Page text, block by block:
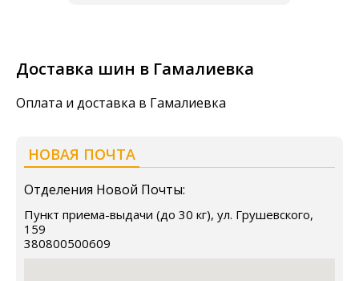
Доставка шин в Гамалиевка
Оплата и доставка в Гамалиевка
НОВАЯ ПОЧТА
Отделения Новой Почты:
Пункт приема-выдачи (до 30 кг), ул. Грушевского,
159
380800500609